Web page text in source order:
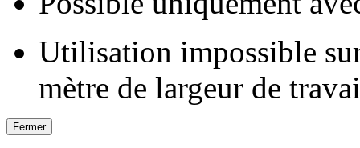
Utilisation impossible
mètre de largeur de
Fermer